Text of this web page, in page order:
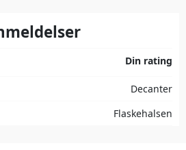
Din rating
Decanter
Flaskehalsen